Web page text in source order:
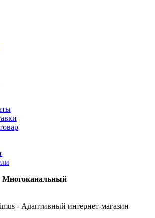
Многоканальный
- Адаптивный интернет-магазин